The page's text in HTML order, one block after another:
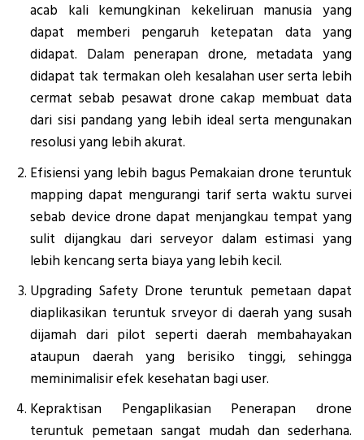
acab kali kemungkinan kekeliruan manusia yang
dapat memberi pengaruh ketepatan data yang
didapat. Dalam penerapan drone, metadata yang
didapat tak termakan oleh kesalahan user serta lebih
cermat sebab pesawat drone cakap membuat data
dari sisi pandang yang lebih ideal serta mengunakan
resolusi yang lebih akurat.
Efisiensi yang lebih bagus Pemakaian drone teruntuk
mapping dapat mengurangi tarif serta waktu survei
sebab device drone dapat menjangkau tempat yang
sulit dijangkau dari serveyor dalam estimasi yang
lebih kencang serta biaya yang lebih kecil.
Upgrading Safety Drone teruntuk pemetaan dapat
diaplikasikan teruntuk srveyor di daerah yang susah
dijamah dari pilot seperti daerah membahayakan
ataupun daerah yang berisiko tinggi, sehingga
meminimalisir efek kesehatan bagi user.
Kepraktisan Pengaplikasian Penerapan drone
teruntuk pemetaan sangat mudah dan sederhana.